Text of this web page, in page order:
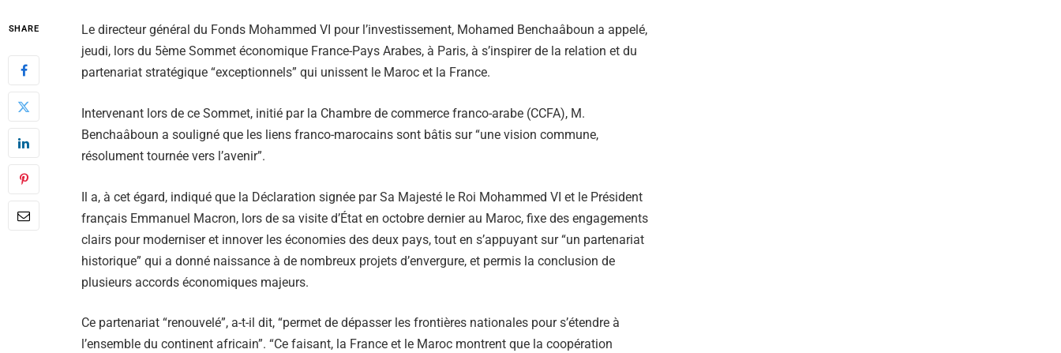
SHARE
Le directeur général du Fonds Mohammed VI pour l’investissement, Mohamed Benchaâboun a appelé,
jeudi, lors du 5ème Sommet économique France-Pays Arabes, à Paris, à s’inspirer de la relation et du
partenariat stratégique “exceptionnels” qui unissent le Maroc et la France.
Intervenant lors de ce Sommet, initié par la Chambre de commerce franco-arabe (CCFA), M.
Benchaâboun a souligné que les liens franco-marocains sont bâtis sur “une vision commune,
résolument tournée vers l’avenir”.
Il a, à cet égard, indiqué que la Déclaration signée par Sa Majesté le Roi Mohammed VI et le Président
français Emmanuel Macron, lors de sa visite d’État en octobre dernier au Maroc, fixe des engagements
clairs pour moderniser et innover les économies des deux pays, tout en s’appuyant sur “un partenariat
historique” qui a donné naissance à de nombreux projets d’envergure, et permis la conclusion de
plusieurs accords économiques majeurs.
Ce partenariat “renouvelé”, a-t-il dit, “permet de dépasser les frontières nationales pour s’étendre à
l’ensemble du continent africain”. “Ce faisant, la France et le Maroc montrent que la coopération